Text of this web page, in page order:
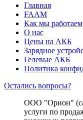
Главная
FAAM
Как мы работаем
О нас
Цены на АКБ
Зарядное
Гелевые АКБ
Политика
Остались вопросы?
ООО "Орион"
услуги по